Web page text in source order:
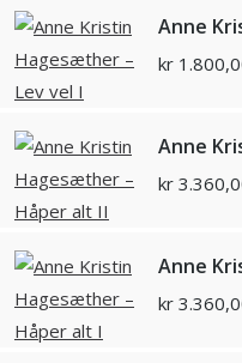
Anne
kr
Anne
kr
Anne
kr